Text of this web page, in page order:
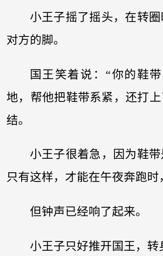
小王子摇了摇头，在转
对方的脚。
国王笑着说：“你的鞋
地，帮他把鞋带系紧，还打
结。
小王子很着急，因为鞋带
只有这样，才能在午夜奔跑时
但钟声已经响了起来。
小王子只好推开国王，转